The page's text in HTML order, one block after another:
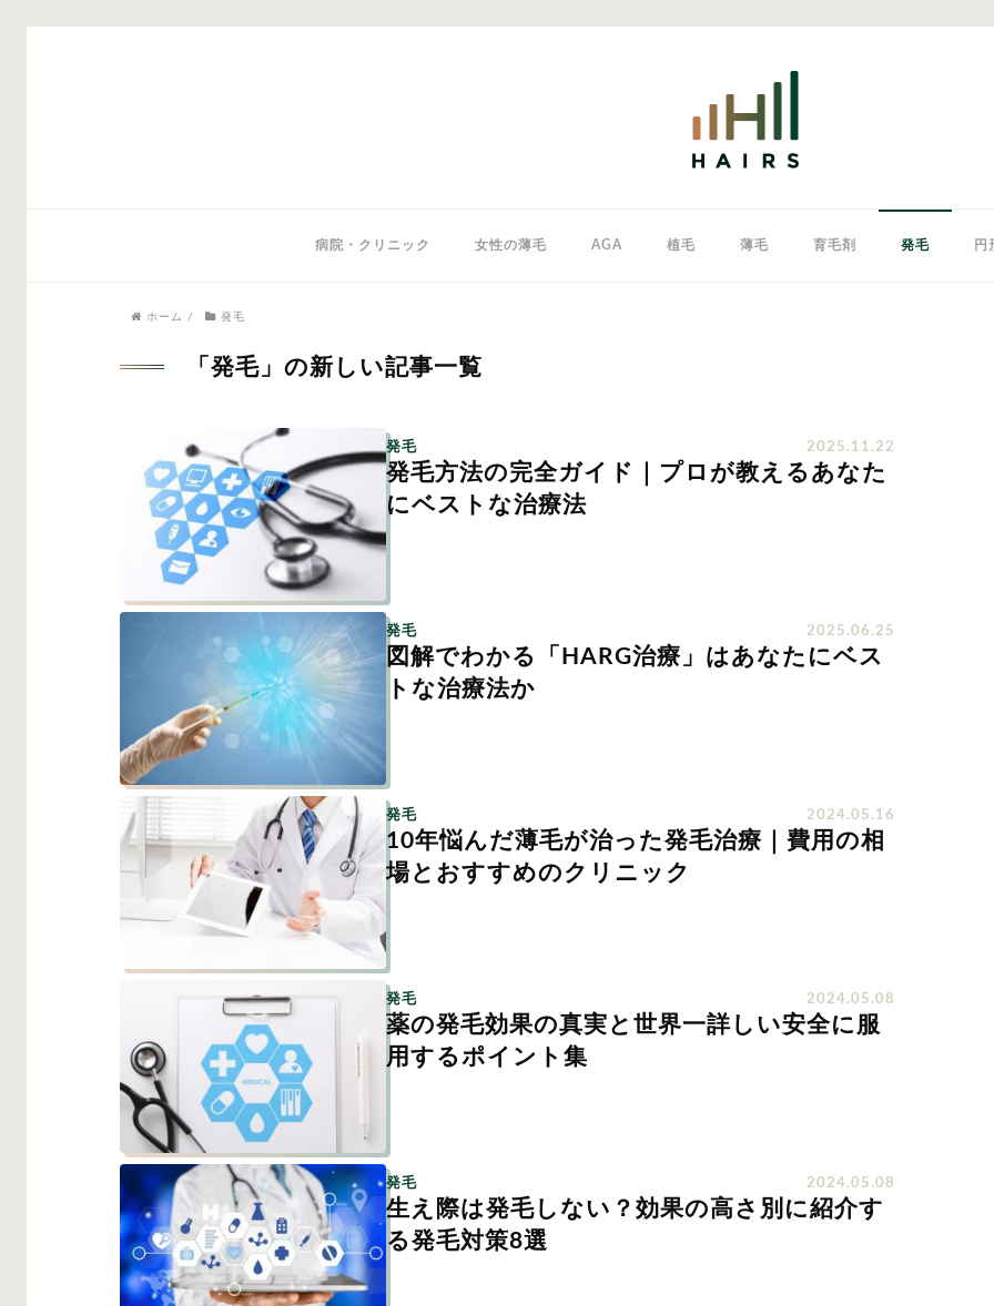
病院・クリニック 女性の薄毛 AGA 植毛 薄毛 育毛剤 発毛 円
ホーム / 発毛
「発毛」の新しい記事一覧
発毛 2025.11.22
発毛方法の完全ガイド｜プロが教えるあなた
にベストな治療法
発毛 2025.06.25
図解でわかる「HARG治療」はあなたにベス
トな治療法か
発毛 2024.05.16
10年悩んだ薄毛が治った発毛治療｜費用の相
場とおすすめのクリニック
発毛 2024.05.08
薬の発毛効果の真実と世界一詳しい安全に服
用するポイント集
発毛 2024.05.08
生え際は発毛しない？効果の高さ別に紹介す
る発毛対策8選
医師監修
症状・悩みから記事を探す
AGA つむじハゲ 円形脱毛症
対策・アイテムから記事を探す
かつら・ヴ